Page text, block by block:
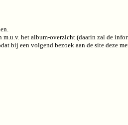
het album-overzicht (daarin zal de
bij een volgend bezoek aan de site deze